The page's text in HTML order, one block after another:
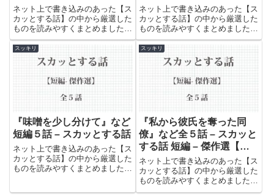
讐・武勇伝】
ネット上で書き込みのあった【ス
カッとする話】の中から厳選した
ものを読みやすくまとめました。
世の中の無礼で恥知らずな人たち
のやられっぷりをお楽しみくださ
讐・武勇伝】
ネット上で書き込みのあった【ス
カッとする話】の中から厳選した
ものを読みやすくまとめました。
世の中の無礼で恥知らずな人たち
のやられっぷりをお楽しみくださ
スッキリ
『味噌を少し分けて』など
短編５話 – スカッとする話
ネット上で書き込みのあった【ス
カッとする話】の中から厳選した
ものを読みやすくまとめました。
スッキリ
『私から彼氏を奪った同
僚』など全５話 – スカッと
する話 短編 – 傑作選【因
果応報・復讐・武勇伝】
ネット上で書き込みのあった【ス
カッとする話】の中から厳選した
ものを読みやすくまとめました。
世の中の無礼で恥知らずな人たち